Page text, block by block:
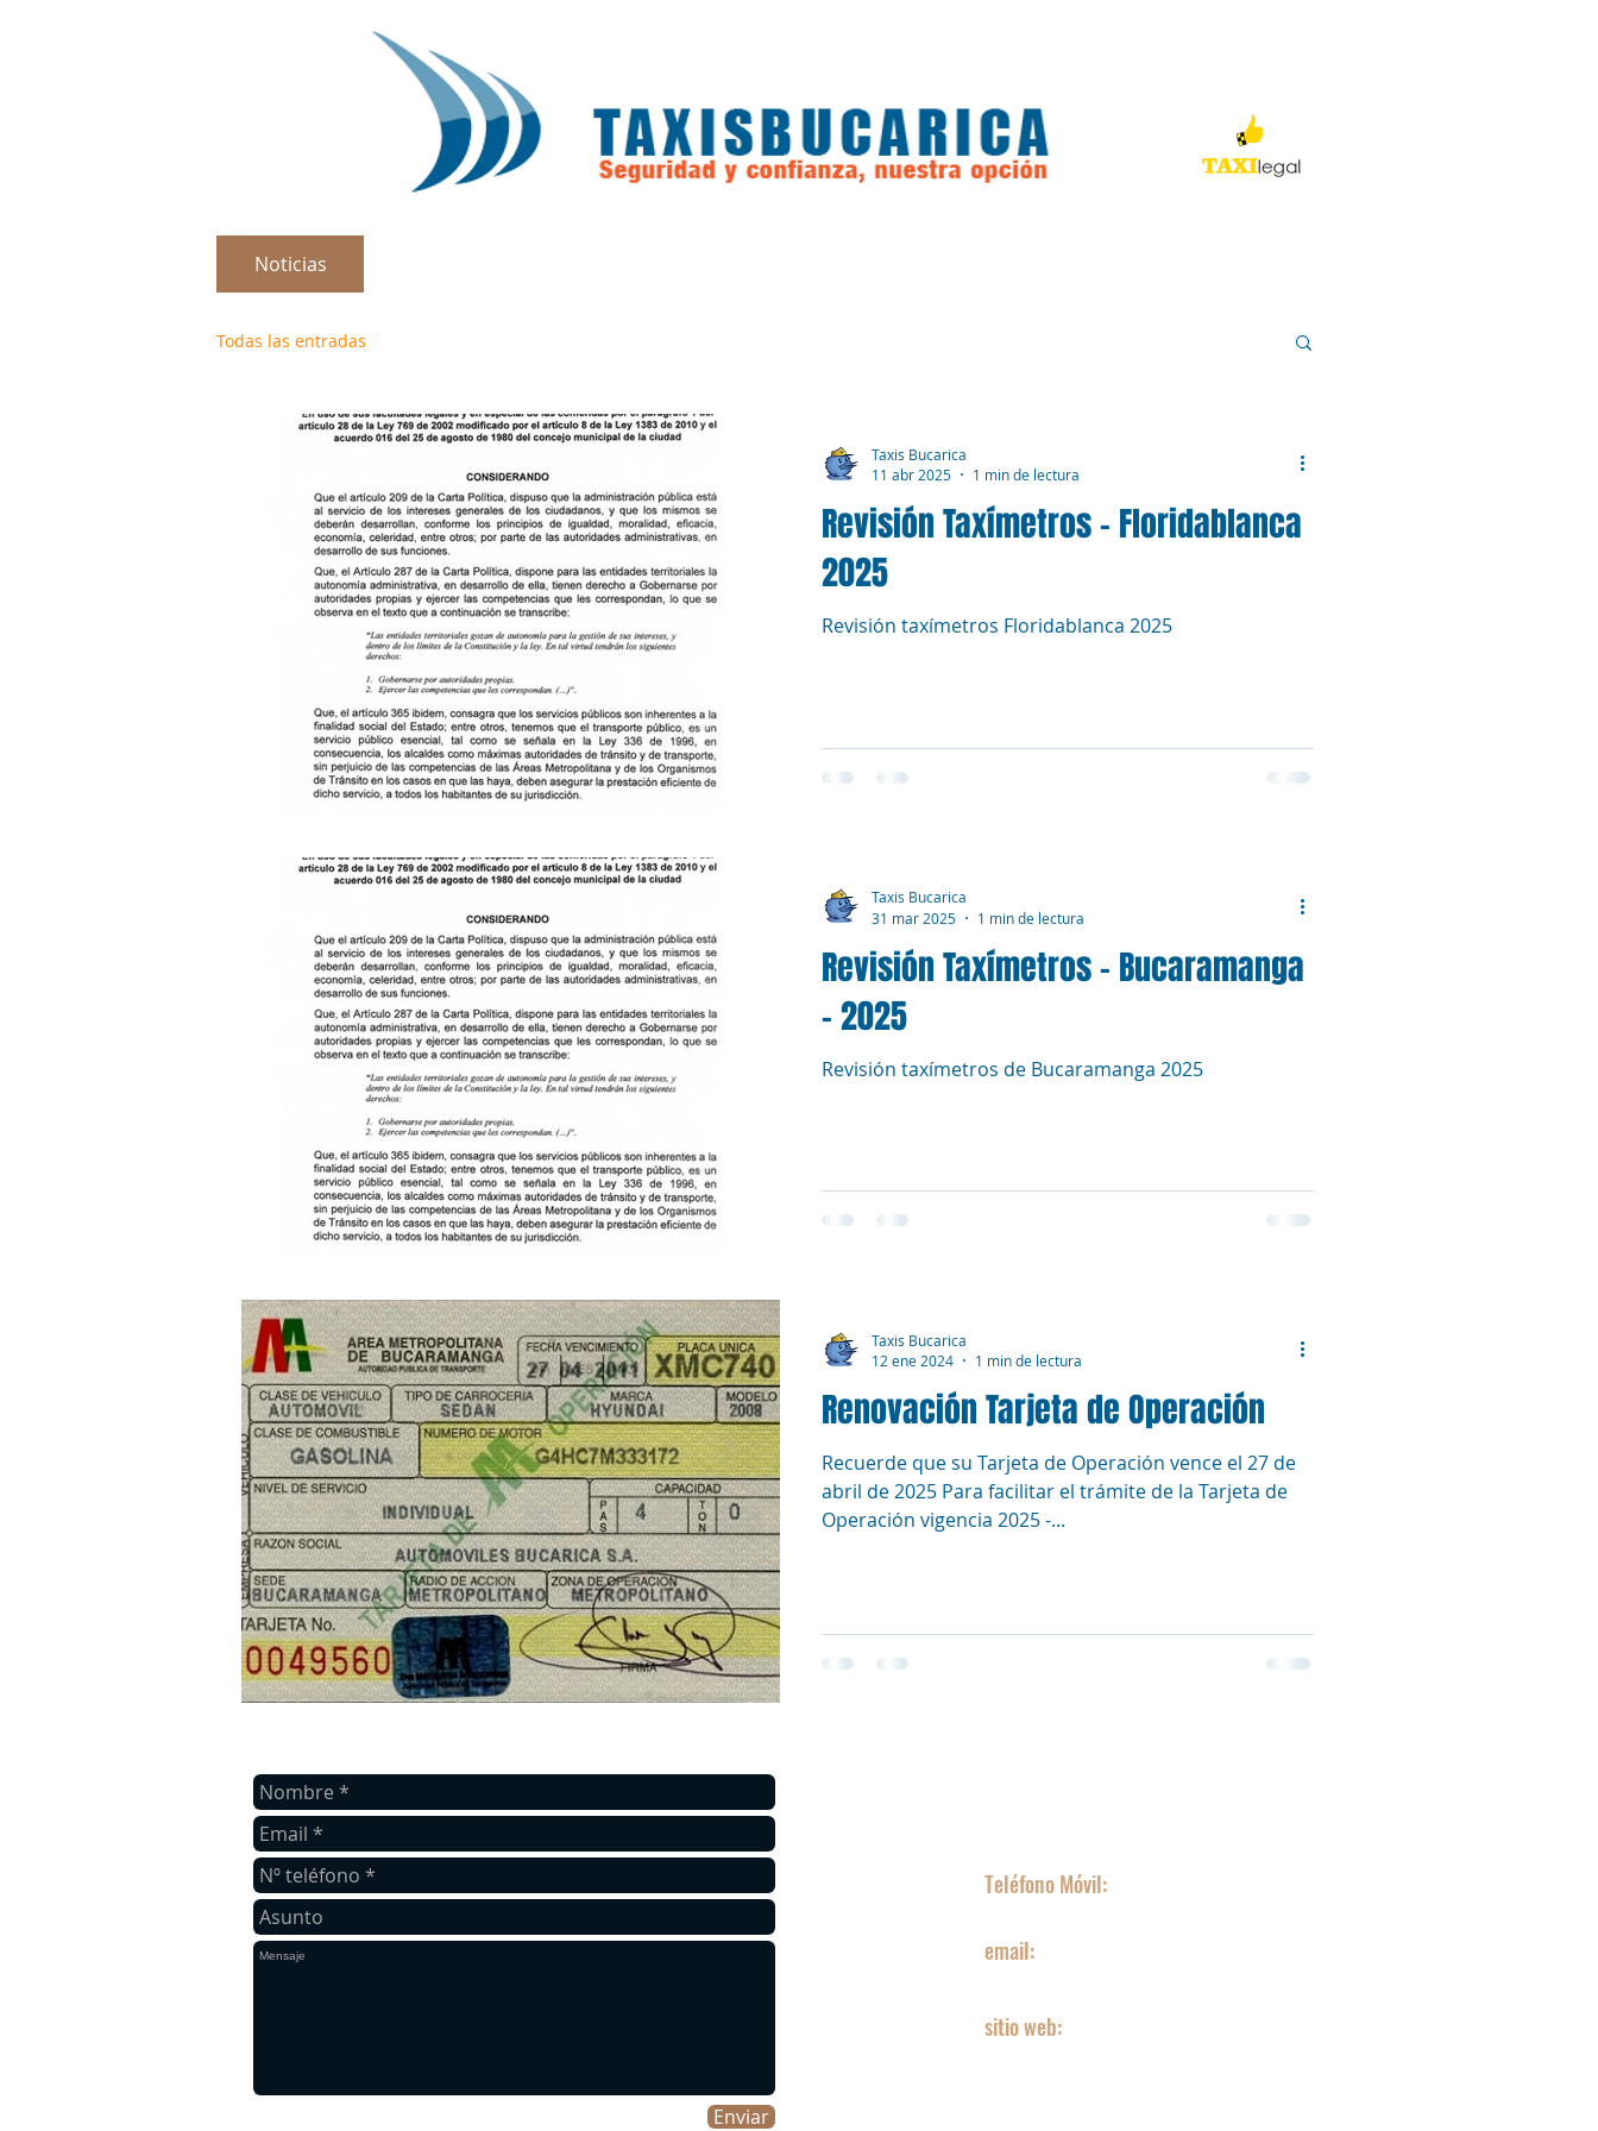
Noticias
Todas las entradas
Revisión Taxímetros - Floridablanca
2025
Revisión taxímetros Floridablanca 2025
Taxis Bucarica
11 abr 2025
1 min de lectura
Revisión Taxímetros - Bucaramanga
- 2025
Revisión taxímetros de Bucaramanga 2025
Taxis Bucarica
31 mar 2025
1 min de lectura
Renovación Tarjeta de Operación
Recuerde que su Tarjeta de Operación vence el 27 de
abril de 2025 Para facilitar el trámite de la Tarjeta de
Operación vigencia 2025 -...
Taxis Bucarica
12 ene 2024
1 min de lectura
Enviar
Teléfono Móvil:
email:
sitio web:
www.taxisbucarica.net